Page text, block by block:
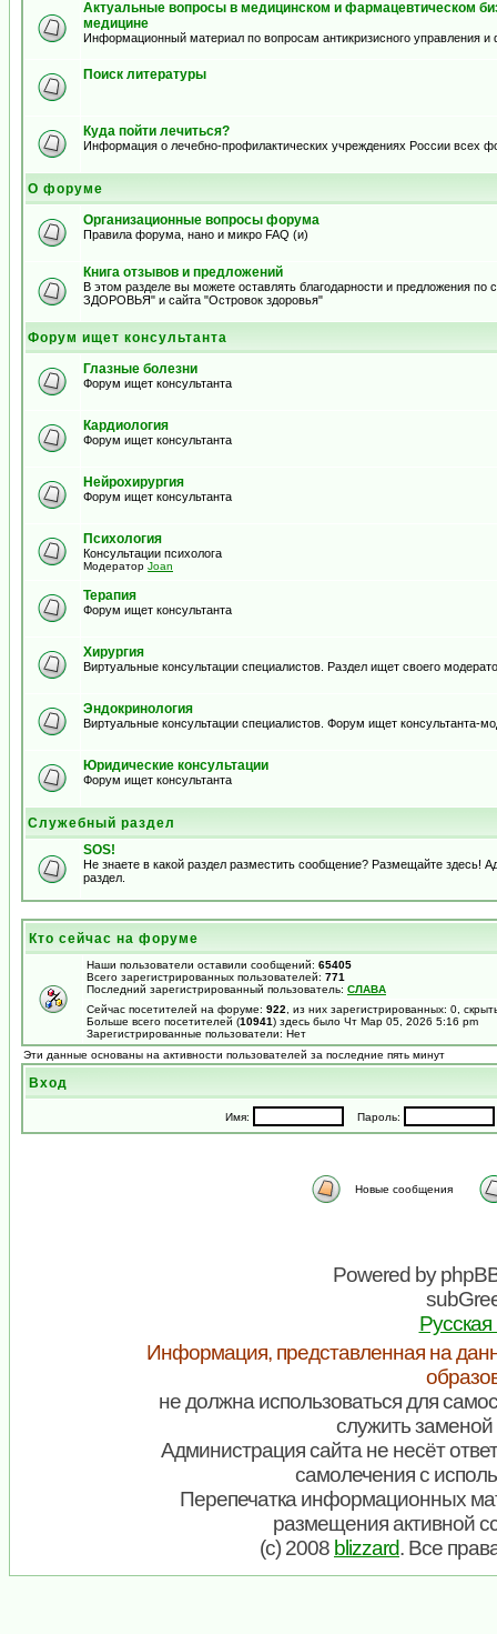
Актуальные вопросы в медицинском и фармацевтическом
медицине
Информационный материал по вопросам антикризисного управления и
Поиск литературы
Куда пойти лечиться?
Информация о лечебно-профилактических учреждениях России всех
О форуме
Организационные вопросы форума
Правила форума, нано и микро FAQ (и)
Книга отзывов и предложений
В этом разделе вы можете оставлять благодарности и предложения
ЗДОРОВЬЯ" и сайта "Островок здоровья"
Форум ищет консультанта
Глазные болезни
Форум ищет консультанта
Кардиология
Форум ищет консультанта
Нейрохирургия
Форум ищет консультанта
Психология
Консультации психолога
Модератор Joan
Терапия
Форум ищет консультанта
Хирургия
Виртуальные консультации специалистов. Раздел ищет своего
Эндокринология
Виртуальные консультации специалистов. Форум ищет консультанта-
Юридические консультации
Форум ищет консультанта
Служебный раздел
SOS!
Не знаете в какой раздел разместить сообщение? Размещайте здесь!
раздел.
Кто сейчас на форуме
Наши пользователи оставили сообщений: 65405
Всего зарегистрированных пользователей: 771
Последний зарегистрированный пользователь: СЛАВА
Сейчас посетителей на форуме: 922 , из них зарегистрированных: 0,
Больше всего посетителей (10941) здесь было Чт Мар 05, 2026 5:16 pm
Зарегистрированные пользователи: Нет
Эти данные основаны на активности пользователей за последние пять минут
Вход
Имя: Пароль:
Новые сообщения
Powered by
Информация, представленная на
не должна использоваться для
служить заменой
Администрация сайта не несёт
самолечения с
Перепечатка информационных
размещения активной
(c) 2008 blizzard. Все